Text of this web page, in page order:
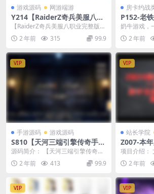
游戏源码 网游端游
Y214【RaiderZ奇兵美服八职
业完整版】韩版怀旧动作冒险
RPG – Win服务端源码视频架
设教程（元宝修改、外网搭
【RaiderZ奇兵美服八职业完整版】
站长推荐韩版怀旧动作冒险角色扮
演剧情任务端...
2 年前 315 99.9
房卡约战
P152-老
部8.0后
奶牛游戏，
了各种国际
如斗牛、比
2 年前
VIP
手游源码 游戏源码
S810【天河三端引擎传奇手游
之时代风云】经典天河三端引
擎特色三职业传奇端游-最新打
包Win服务端源码视频架设教
版本
源码简介： 【天河三端引擎传奇手
游之时代风云】经典天河三端引擎
特色三职业传奇端游...
2 年前 413 99.9
VIP
站长学院
Z007-本
3.0，一
轻松日入
学
项目介绍：
员的要慢慢
度网盘会员
2 年前
VIP VIP